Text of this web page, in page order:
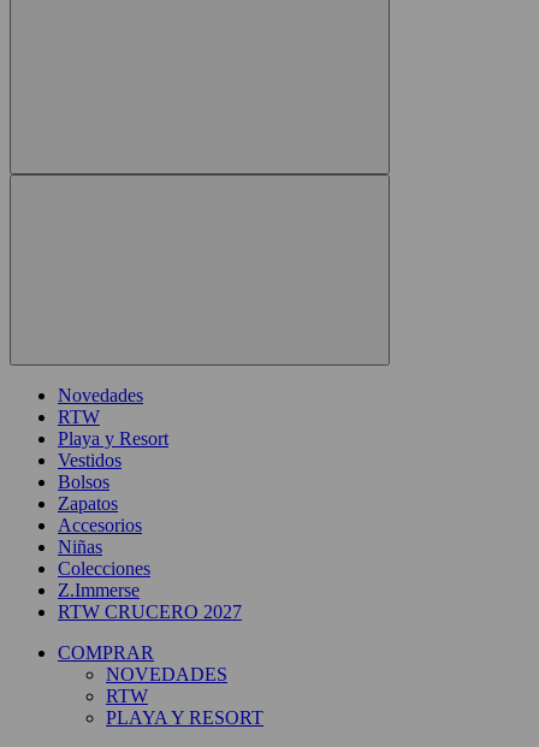
Novedades
RTW
Playa y Resort
Vestidos
Bolsos
Zapatos
Accesorios
Niñas
Colecciones
Z.Immerse
RTW CRUCERO 2027
COMPRAR
NOVEDADES
RTW
PLAYA Y RESORT